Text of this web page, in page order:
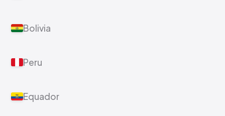
Bolivia
Peru
Equador